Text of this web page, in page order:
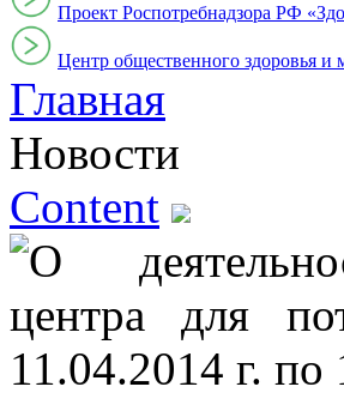
Проект Роспотребнадзора РФ
Центр общественного
Главная
Новости
Content